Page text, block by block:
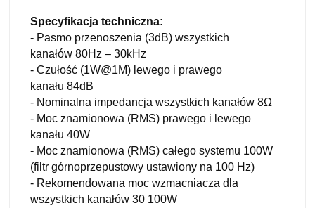
Specyfikacja techniczna:
- Pasmo przenoszenia (3dB) wszystkich
kanałów 80Hz – 30kHz
- Czułość (1W@1M) lewego i prawego
kanału 84dB
- Nominalna impedancja wszystkich kanałów 8Ω
- Moc znamionowa (RMS) prawego i lewego
kanału 40W
- Moc znamionowa (RMS) całego systemu 100W
(filtr górnoprzepustowy ustawiony na 100 Hz)
- Rekomendowana moc wzmacniacza dla
wszystkich kanałów 30 100W